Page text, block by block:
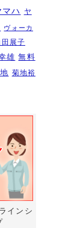
12
会
ル
23日
ベ
ー
マハ ヤ
ヴォーカ
田展子
雄 無料
菊地裕
インシ